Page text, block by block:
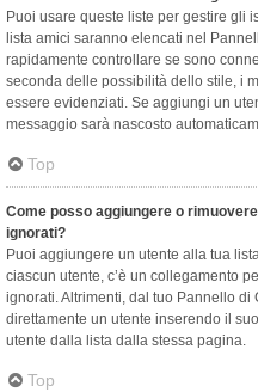
Puoi usare queste liste per gestire gli
lista amici saranno elencati nel
rapidamente controllare se sono
seconda delle possibilità dello stile, i
essere evidenziati. Se aggiungi un
messaggio sarà nascosto
Top
Come posso aggiungere o
ignorati?
Puoi aggiungere un utente alla tua
ciascun utente, c’è un collegamento
ignorati. Altrimenti, dal tuo Pannello
direttamente un utente inserendo il
utente dalla lista dalla stessa pagina.
Top